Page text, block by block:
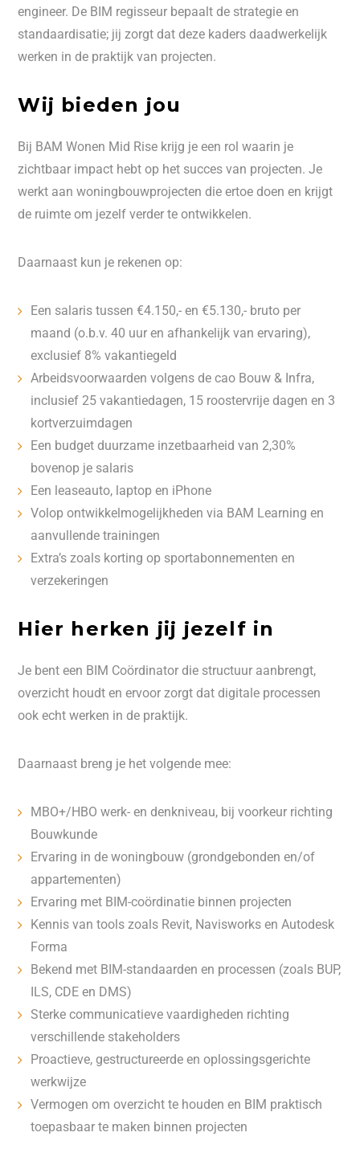
engineer. De BIM regisseur bepaalt de strategie en
standaardisatie; jij zorgt dat deze kaders daadwerkelijk
werken in de praktijk van projecten.
Wij bieden jou
Bij BAM Wonen Mid Rise krijg je een rol waarin je
zichtbaar impact hebt op het succes van projecten. Je
werkt aan woningbouwprojecten die ertoe doen en krijgt
de ruimte om jezelf verder te ontwikkelen.
Daarnaast kun je rekenen op:
Een salaris tussen €4.150,- en €5.130,- bruto per
maand (o.b.v. 40 uur en afhankelijk van ervaring),
exclusief 8% vakantiegeld
Arbeidsvoorwaarden volgens de cao Bouw & Infra,
inclusief 25 vakantiedagen, 15 roostervrije dagen en 3
kortverzuimdagen
Een budget duurzame inzetbaarheid van 2,30%
bovenop je salaris
Een leaseauto, laptop en iPhone
Volop ontwikkelmogelijkheden via BAM Learning en
aanvullende trainingen
Extra’s zoals korting op sportabonnementen en
verzekeringen
Hier herken jij jezelf in
Je bent een BIM Coördinator die structuur aanbrengt,
overzicht houdt en ervoor zorgt dat digitale processen
ook echt werken in de praktijk.
Daarnaast breng je het volgende mee:
MBO+/HBO werk- en denkniveau, bij voorkeur richting
Bouwkunde
Ervaring in de woningbouw (grondgebonden en/of
appartementen)
Ervaring met BIM-coördinatie binnen projecten
Kennis van tools zoals Revit, Navisworks en Autodesk
Forma
Bekend met BIM-standaarden en processen (zoals BUP,
ILS, CDE en DMS)
Sterke communicatieve vaardigheden richting
verschillende stakeholders
Proactieve, gestructureerde en oplossingsgerichte
werkwijze
Vermogen om overzicht te houden en BIM praktisch
toepasbaar te maken binnen projecten